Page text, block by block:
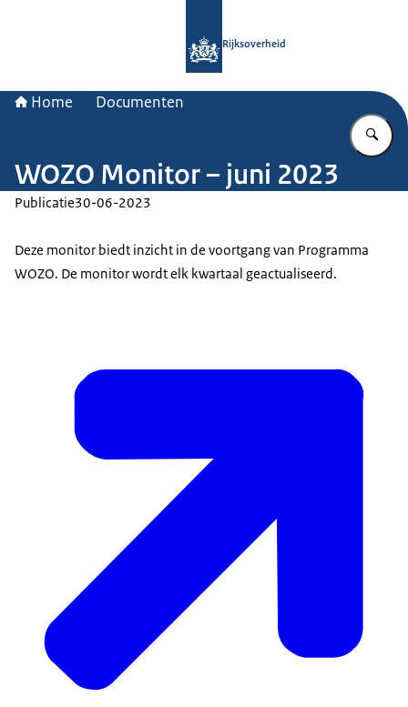
Rijksoverheid
Home Documenten
WOZO Monitor – juni 2023
Publicatie30-06-2023
Deze monitor biedt inzicht in de voortgang van Programma
WOZO. De monitor wordt elk kwartaal geactualiseerd.